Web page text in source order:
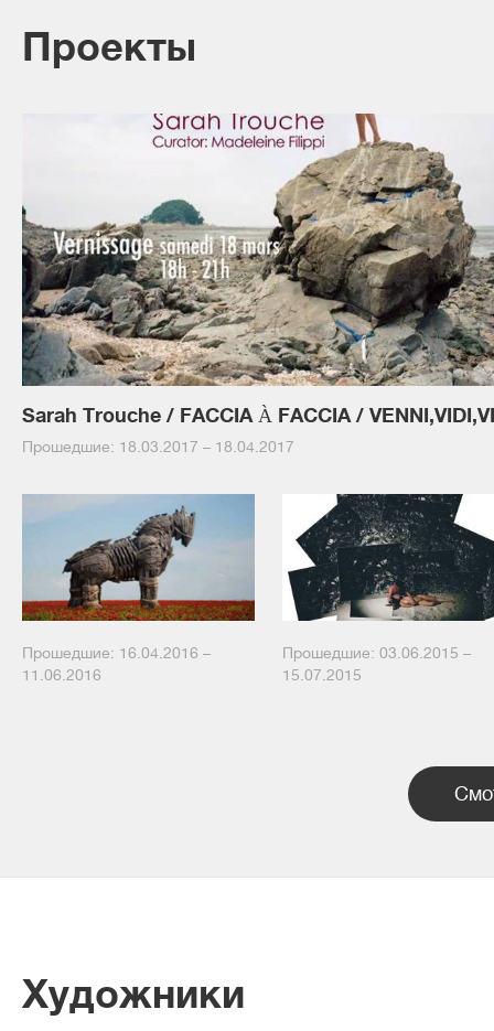
Проекты
Прошедшие: 18.03.2017 – 18.04.2017
Прошедшие: 16.04.2016 –
11.06.2016
Прошедшие: 03.06.2015 –
15.07.2015
Художники